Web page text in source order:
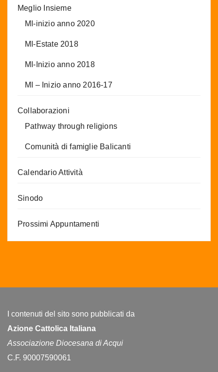
Meglio Insieme
MI-inizio anno 2020
MI-Estate 2018
MI-Inizio anno 2018
MI – Inizio anno 2016-17
Collaborazioni
Pathway through religions
Comunità di famiglie Balicanti
Calendario Attività
Sinodo
Prossimi Appuntamenti
I contenuti del sito sono pubblicati da
Azione Cattolica Italiana
Associazione Diocesana di Acqui
C.F. 90007590061